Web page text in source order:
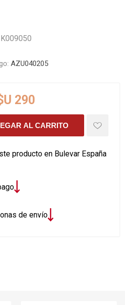
K009050
AZU040205
290
AL CARRITO
producto en Bulevar España
de envío